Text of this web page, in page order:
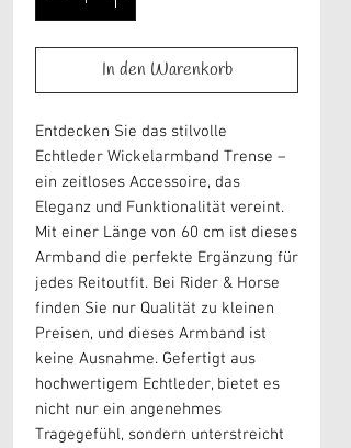
In den Warenkorb
Entdecken Sie das stilvolle
Echtleder Wickelarmband Trense –
ein zeitloses Accessoire, das
Eleganz und Funktionalität vereint.
Mit einer Länge von 60 cm ist dieses
Armband die perfekte Ergänzung für
jedes Reitoutfit. Bei Rider & Horse
finden Sie nur Qualität zu kleinen
Preisen, und dieses Armband ist
keine Ausnahme. Gefertigt aus
hochwertigem Echtleder, bietet es
nicht nur ein angenehmes
Tragegefühl, sondern unterstreicht